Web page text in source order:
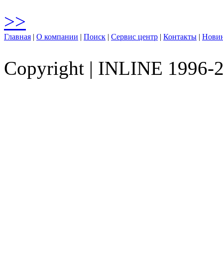
>>
Главная | О компании | Поиск | Сервис центр | Контакты |
Copyright | INLINE 1996-